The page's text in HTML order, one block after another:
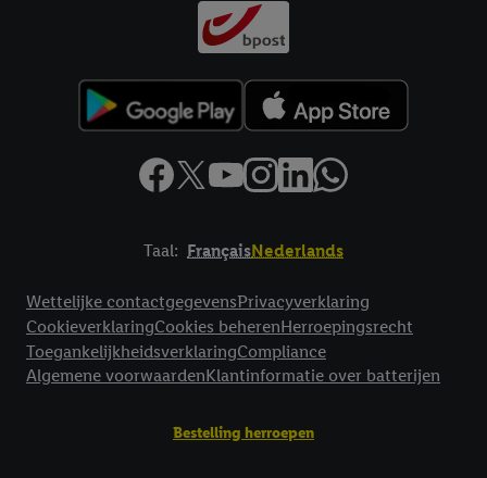
Taal: FrançaisNederlands
Wettelijke contactgegevensPrivacyverklaring
CookieverklaringCookies beherenHerroepingsrecht
ToegankelijkheidsverklaringCompliance
Algemene voorwaardenKlantinformatie over batterijen
Bestelling herroepen